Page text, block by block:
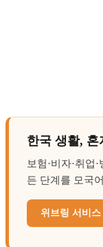
한국 생활,
보험·비자·취업
든 단계를 모국
위브링 서비스